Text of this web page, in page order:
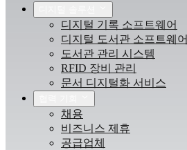
디지털 기록 소프트웨어
디지털 도서관 소프트웨어
도서관 관리 시스템
RFID 장비 관리
문서 디지털화 서비스
채용
비즈니스 제휴
공급업체